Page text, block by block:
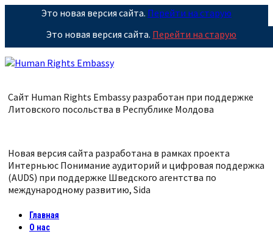
Это новая версия сайта. Перейти на старую
Это новая версия сайта. Перейти на старую
Сайт Human Rights Embassy разработан при поддержке
Литовского посольства в Республике Молдова
Новая версия сайта разработана в рамках проекта
Интерньюс Понимание аудиторий и цифровая поддержка
(AUDS) при поддержке Шведского агентства по
международному развитию, Sida
Главная
О нас